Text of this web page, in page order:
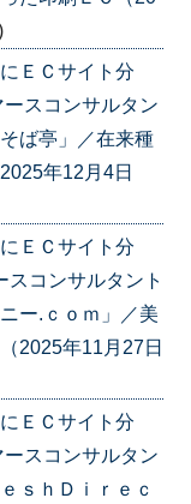
ＥＣサイト分
スコンサルタン
ば亭」／在来種
年12月4日
ＥＣサイト分
コンサルタント
ー.ｃｏｍ」／美
2025年11月27日
ＥＣサイト分
スコンサルタン
ｓｈＤｉｒｅｃ